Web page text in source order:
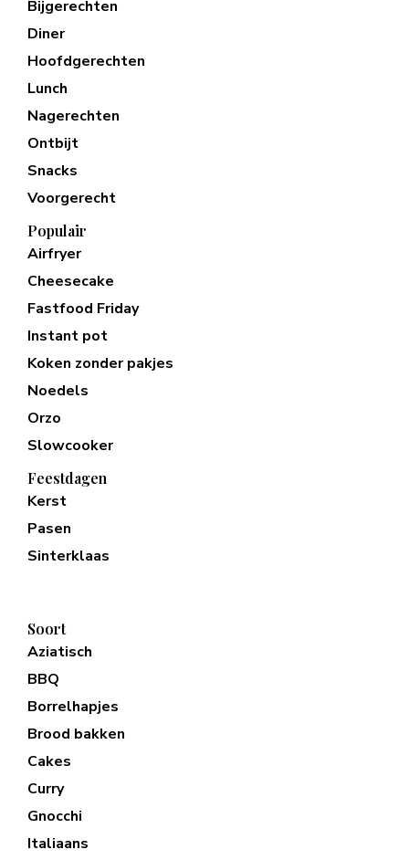
Bijgerechten
Diner
Hoofdgerechten
Lunch
Nagerechten
Ontbijt
Snacks
Voorgerecht
Populair
Airfryer
Cheesecake
Fastfood Friday
Instant pot
Koken zonder pakjes
Noedels
Orzo
Slowcooker
Feestdagen
Kerst
Pasen
Sinterklaas
Soort
Aziatisch
BBQ
Borrelhapjes
Brood bakken
Cakes
Curry
Gnocchi
Italiaans